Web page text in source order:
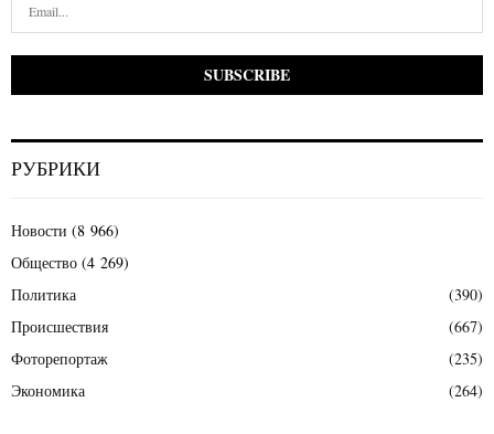
РУБРИКИ
Новости (8 966)
Общество (4 269)
Политика
(390)
Происшествия
(667)
Фоторепортаж
(235)
Экономика
(264)